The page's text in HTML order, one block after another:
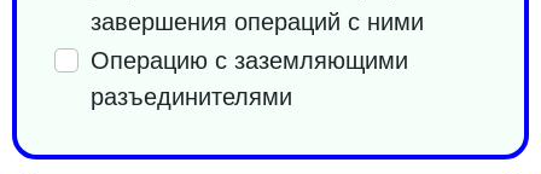
завершения операций с ними
Операцию с заземляющими
разъединителями